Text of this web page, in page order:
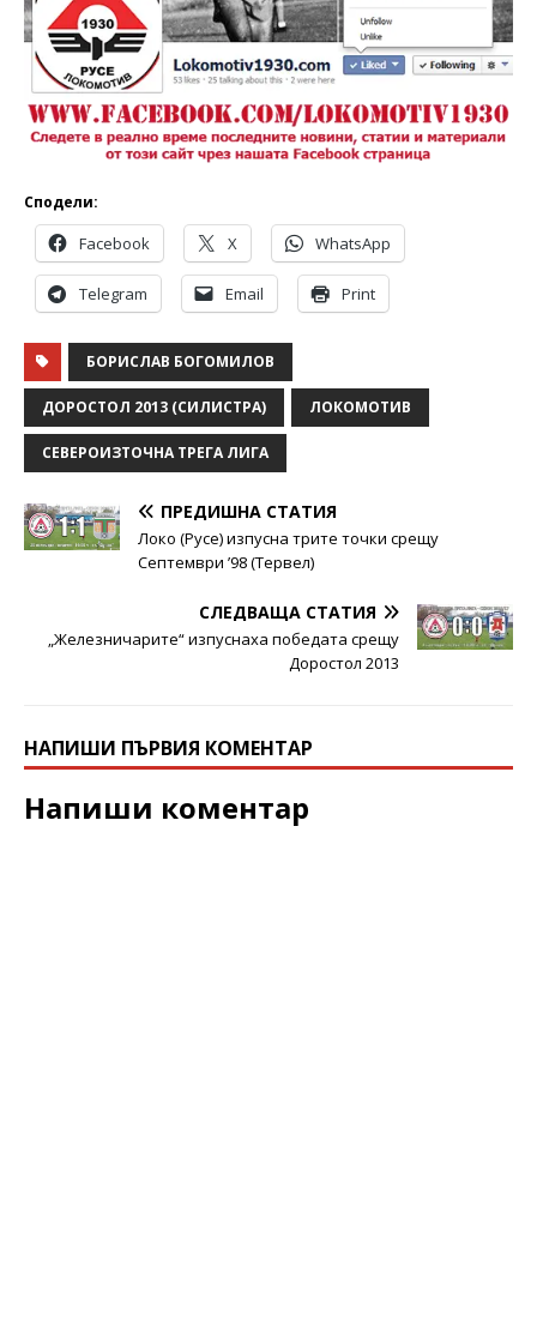
Сподели:
Facebook X WhatsApp
Telegram Email Print
БОРИСЛАВ БОГОМИЛОВ
ДОРОСТОЛ 2013 (СИЛИСТРА) ЛОКОМОТИВ
СЕВЕРОИЗТОЧНА ТРЕГА ЛИГА
ПРЕДИШНА СТАТИЯ
Локо (Русе) изпусна трите точки срещу
Септември ’98 (Тервел)
СЛЕДВАЩА СТАТИЯ
„Железничарите“ изпуснаха победата срещу
Доростол 2013
НАПИШИ ПЪРВИЯ КОМЕНТАР
Напиши коментар